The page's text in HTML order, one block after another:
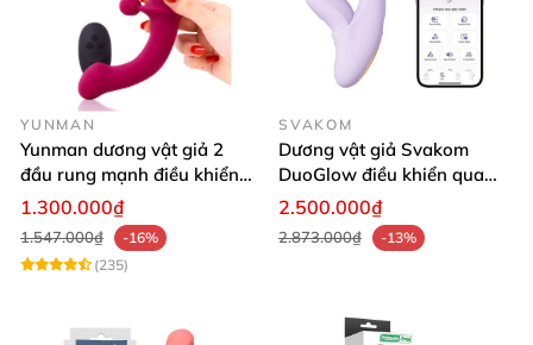
YUNMAN
Yunman dương vật giả 2
đầu rung mạnh điều khiển
không dây Les
1.300.000₫
1.547.000₫
-16%
(235)
SVAKOM
Dương vật giả Svakom
DuoGlow điều khiển qua
app massage điểm G và âm
2.500.000₫
2.873.000₫ -13%